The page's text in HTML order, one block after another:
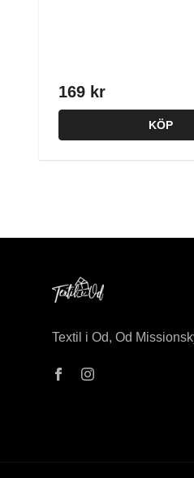
169 kr
KÖP
Textil i Od, Od